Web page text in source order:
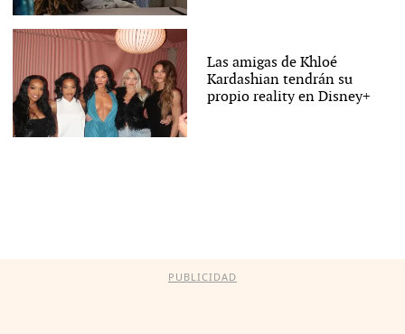
Las amigas de Khloé
Kardashian tendrán su
propio reality en Disney+
PUBLICIDAD